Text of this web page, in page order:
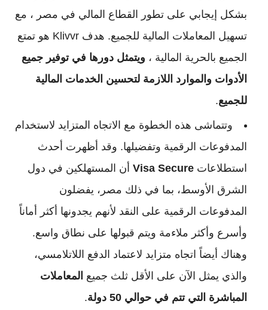
بشكل إيجابي على تطور القطاع المالي في مصر ، مع
تسهيل المعاملات المالية للجميع. هدف Klivvr هو تمتع
الجميع بالحرية المالية ، ويتمثل دورها في توفير جميع
الأدوات والموارد اللازمة لتحسين الخدمات المالية
للجميع.
وتتماشى هذه الخطوة مع الاتجاه المتزايد لاستخدام
المدفوعات الرقمية وتفضيلها. وقد أظهرت أحدث
استطلاعات Visa Secure أن المستهلكين في دول
الشرق الأوسط، بما في ذلك مصر، يفضلون
المدفوعات الرقمية على النقد لأنهم يجدونها أكثر أماناً
وأسرع وأكثر ملاءمة ويتم قبولها على نطاق واسع.
وهناك أيضاً اتجاه متزايد لاعتماد الدفع اللاتلامسي،
والذي يمثل الآن على الأقل ثلث جميع المعاملات
المباشرة التي تتم في حوالي 50 دولة
.